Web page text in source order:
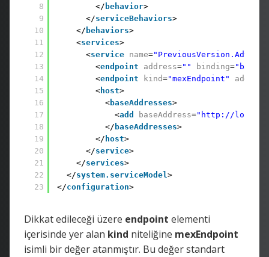
8
9
10
11
12
13
14
15
16
17
18
19
20
21
22
23
</ behavior>
</serviceBehaviors>
</ behaviors>
<services>
<service name=
<endpoint address="" binding=
<endpoint kind="mexEndpoint" address
< host>
<baseAddresses>
<add baseAddress="http://
</ baseAddresses>
</ host>
</service>
</services>
</system.serviceModel>
</configuration>
Dikkat edileceği üzere endpoint elementi
içerisinde yer alan kind niteliğine mexEndpoint
isimli bir değer atanmıştır. Bu değer standart